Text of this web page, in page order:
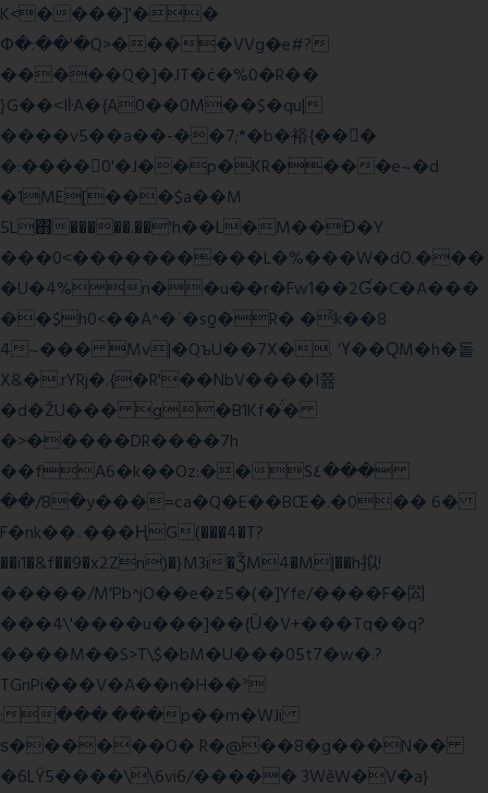
K<����]'��
Փ�:��'�Q>����VVg�e#?
�����Q�]�JT�݁c�%0�R��
}G��˂IŀA�{A0��0M��$�qu|
����v5��a��-��7;*�b�裕{���ً
�:����0'�J��p�KR����e~�d
�1ME[���$a��M
5L΋�����.��'h��L�M��Ɖ�Y
���0˂����������L�%���W�dO.���
�U�4%n��u��r�Fw1��2Ɠ�C�A���
��$h0<��A^�ʿ�sƍ�R� �͗k��8
4~��� Mv|�QъU��7X�. 'Ү��ԚM�h�돝
X&�.rYRj�.{�R'��NbV����I쯆
�d�ŽU��� g�B1Kf�̈́�
�>�����DR����7h
��fA6�k��Oz:��S٤���
��/8�y���=ca�Q�E��BŒ�.�0�� 6�
F�nk��ۦ���ҢG(���4�T?
��i1�&f��9�x2Zn)�}M3i�ǮM4�M|��h拟!
�����/M'Pb^jO��e�z5�(�]Yfe/����F�閦
���4\'����u���]��{Ȕ�V+���Tq��q?
����M��S>T\$�bM�U���05t7�w�.?
TGnPi���V�A��n�H��ᐣ
:���.���p��m�WJi
ѕ������O� R�@��8�g���N��
�6LŸ5����\\6vi6/����� 3WěW�V�a}